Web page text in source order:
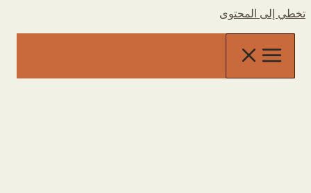
تخطي إلى المحتوى